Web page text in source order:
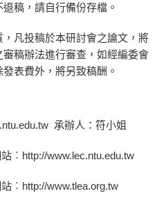
稿，請自行備份存檔。
凡投稿於本研討會之論文，將
稿辦法進行審查，如經編委會
表費外，將另致稿酬。
承辦人：符小姐
︰http://www.lec.ntu.edu.tw
︰http://www.tlea.org.tw